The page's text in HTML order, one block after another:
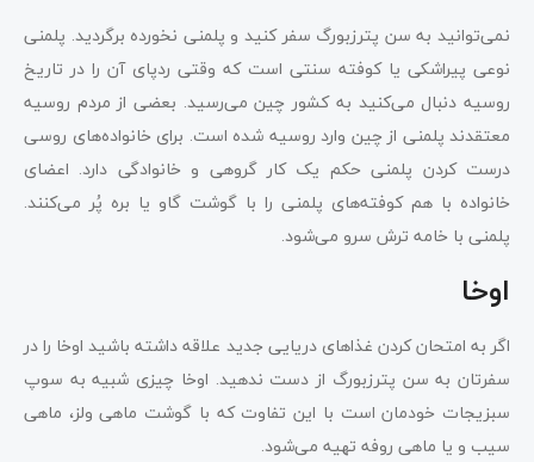
نمی‌توانید به سن پترزبورگ سفر کنید و پلمنی نخورده برگردید. پلمنی
نوعی پیراشکی یا کوفته سنتی است که وقتی ردپای آن را در تاریخ
روسیه دنبال می‌کنید به کشور چین می‌رسید. بعضی از مردم روسیه
معتقدند پلمنی از چین وارد روسیه شده است. برای خانواده‌های روسی
درست کردن پلمنی حکم یک کار گروهی و خانوادگی دارد. اعضای
خانواده با هم کوفته‌های پلمنی را با گوشت گاو یا بره پُر می‌کنند.
پلمنی با خامه ترش سرو می‌شود.
اوخا
اگر به امتحان کردن غذاهای دریایی جدید علاقه داشته باشید اوخا را در
سفرتان به سن پترزبورگ از دست ندهید. اوخا چیزی شبیه به سوپ
سبزیجات خودمان است با این تفاوت که با گوشت ماهی ولز، ماهی
سیب و یا ماهی روفه تهیه می‌شود.